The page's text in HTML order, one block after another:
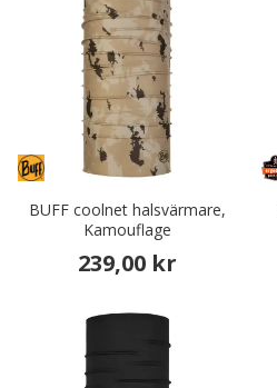
BUFF coolnet halsvärmare,
Kamouflage
239,00 kr